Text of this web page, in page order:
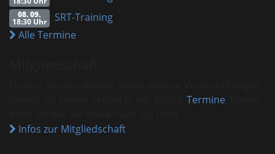
08. 09.
18:30 Uhr
SRT-Training
Alle Termine
Termine
Infos zur Mitgliedschaft